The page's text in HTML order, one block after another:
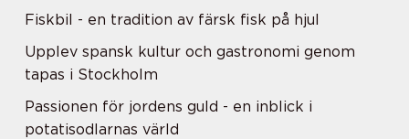
Fiskbil - en tradition av färsk fisk på hjul
Upplev spansk kultur och gastronomi genom
tapas i Stockholm
Passionen för jordens guld - en inblick i
potatisodlarnas värld